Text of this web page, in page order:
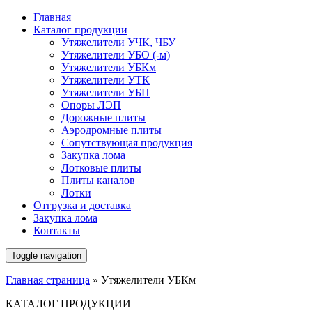
Главная
Каталог продукции
Утяжелители УЧК, ЧБУ
Утяжелители УБО (-м)
Утяжелители УБКм
Утяжелители УТК
Утяжелители УБП
Опоры ЛЭП
Дорожные плиты
Аэродромные плиты
Сопутствующая продукция
Закупка лома
Лотковые плиты
Плиты каналов
Лотки
Отгрузка и доставка
Закупка лома
Контакты
Toggle navigation
Главная страница » Утяжелители УБКм
КАТАЛОГ ПРОДУКЦИИ